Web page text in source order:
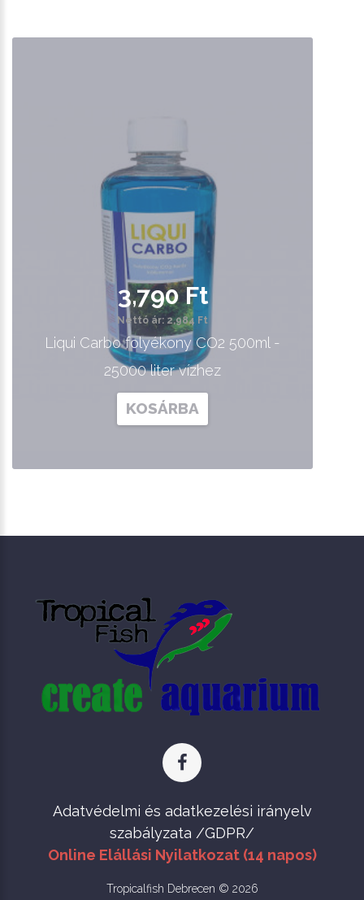
3,790 Ft
Nettó ár: 2,984 Ft
Liqui Carbo folyékony CO2 500ml -
25000 liter vízhez
KOSÁRBA
Adatvédelmi és adatkezelési irányelv
szabályzata /GDPR/
Online Elállási Nyilatkozat (14 napos)
Tropicalfish Debrecen © 2026